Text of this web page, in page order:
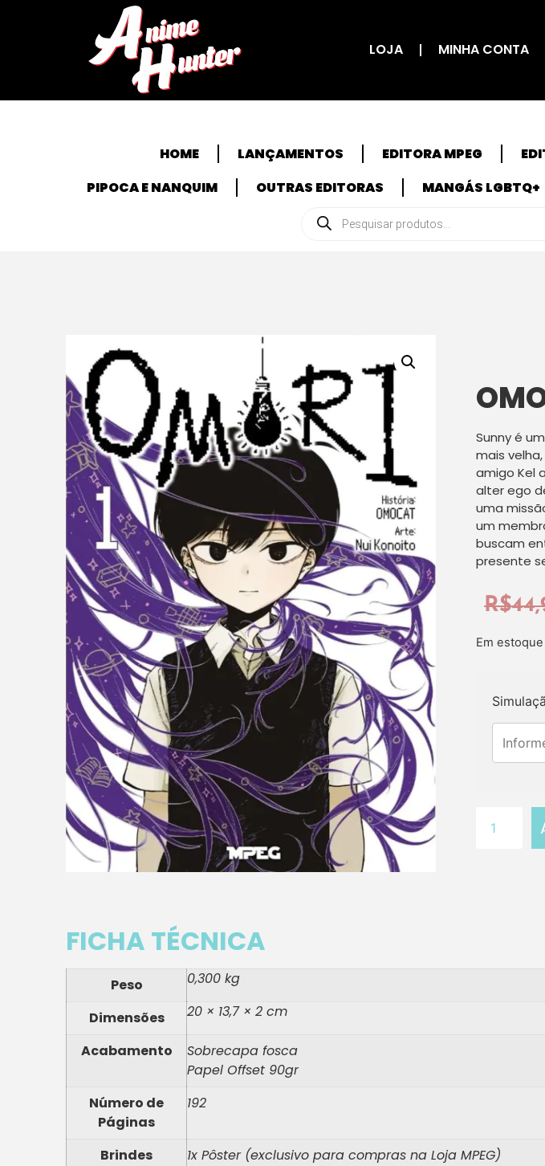
LOJA MINHA CONTA
HOME LANÇAMENTOS EDITORA MPEG
PIPOCA E NANQUIM
OUTRAS EDITORAS MANGÁS LGBTQ+
Sunny é
mais
amigo Kel
alter ego
uma
um
buscam
presente
R$
Em estoque
FICHA TÉCNICA
Peso 0,300 kg
Dimensões 20 × 13,7 × 2 cm
Acabamento
Sobrecapa fosca
Papel Offset 90gr
Número de
Páginas
192
Brindes
1x Pôster (exclusivo para compras na Loja MPEG)